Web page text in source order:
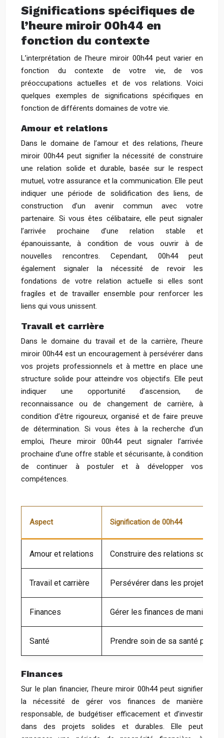
Significations spécifiques de
l’heure miroir 00h44 en
fonction du contexte
L’interprétation de l’heure miroir 00h44 peut varier en
fonction du contexte de votre vie, de vos
préoccupations actuelles et de vos relations. Voici
quelques exemples de significations spécifiques en
fonction de différents domaines de votre vie.
Amour et relations
Dans le domaine de l’amour et des relations, l’heure
miroir 00h44 peut signifier la nécessité de construire
une relation solide et durable, basée sur le respect
mutuel, votre assurance et la communication. Elle peut
indiquer une période de solidification des liens, de
construction d’un avenir commun avec votre
partenaire. Si vous êtes célibataire, elle peut signaler
l’arrivée prochaine d’une relation stable et
épanouissante, à condition de vous ouvrir à de
nouvelles rencontres. Cependant, 00h44 peut
également signaler la nécessité de revoir les
fondations de votre relation actuelle si elles sont
fragiles et de travailler ensemble pour renforcer les
liens qui vous unissent.
Travail et carrière
Dans le domaine du travail et de la carrière, l’heure
miroir 00h44 est un encouragement à persévérer dans
vos projets professionnels et à mettre en place une
structure solide pour atteindre vos objectifs. Elle peut
indiquer une opportunité d’ascension, de
reconnaissance ou de changement de carrière, à
condition d’être rigoureux, organisé et de faire preuve
de détermination. Si vous êtes à la recherche d’un
emploi, l’heure miroir 00h44 peut signaler l’arrivée
prochaine d’une offre stable et sécurisante, à condition
de continuer à postuler et à développer vos
compétences.
Aspect Signification de 00h44
Amour et relations Construire des relations
Travail et carrière Persévérer dans les projets
Finances Gérer les finances de manière
Santé Prendre soin de sa santé
Finances
Sur le plan financier, l’heure miroir 00h44 peut signifier
la nécessité de gérer vos finances de manière
responsable, de budgétiser efficacement et d’investir
dans des projets solides et durables. Elle peut